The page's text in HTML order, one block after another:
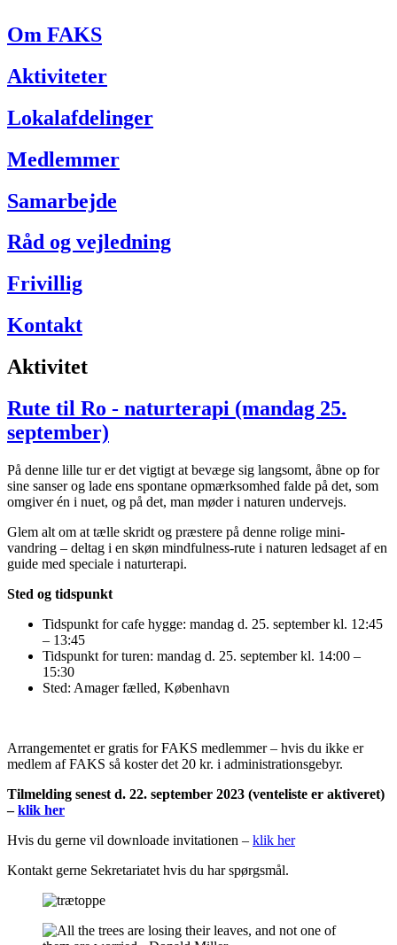
Om FAKS
Aktiviteter
Lokalafdelinger
Medlemmer
Samarbejde
Råd og vejledning
Frivillig
Kontakt
Aktivitet
Rute til Ro - naturterapi (mandag 25.
september)
På denne lille tur er det vigtigt at bevæge sig langsomt, åbne op for
sine sanser og lade ens spontane opmærksomhed falde på det, som
omgiver én i nuet, og på det, man møder i naturen undervejs.
Glem alt om at tælle skridt og præstere på denne rolige mini-
vandring – deltag i en skøn mindfulness-rute i naturen ledsaget af en
guide med speciale i naturterapi.
Sted og tidspunkt
Tidspunkt for cafe hygge: mandag d. 25. september kl. 12:45
– 13:45
Tidspunkt for turen: mandag d. 25. september kl. 14:00 –
15:30
Sted: Amager fælled, København
Arrangementet er gratis for FAKS medlemmer – hvis du ikke er
medlem af FAKS så koster det 20 kr. i administrationsgebyr.
Tilmelding senest d. 22. september 2023 (venteliste er aktiveret)
–klik her
Hvis du gerne vil downloade invitationen – klik her
Kontakt gerne Sekretariatet hvis du har spørgsmål.